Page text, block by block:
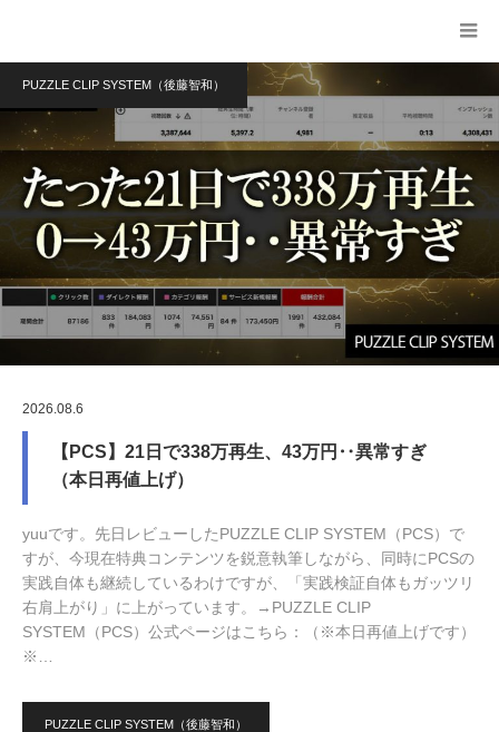
PUZZLE CLIP SYSTEM（後藤智和）
2026.08.6
【PCS】21日で338万再生、43万円‥異常すぎ
（本日再値上げ）
yuuです。先日レビューしたPUZZLE CLIP SYSTEM（PCS）で
すが、今現在特典コンテンツを鋭意執筆しながら、同時にPCSの
実践自体も継続しているわけですが、「実践検証自体もガッツリ
右肩上がり」に上がっています。→PUZZLE CLIP
SYSTEM（PCS）公式ページはこちら：（※本日再値上げです）
※…
PUZZLE CLIP SYSTEM（後藤智和）
2026.07.30